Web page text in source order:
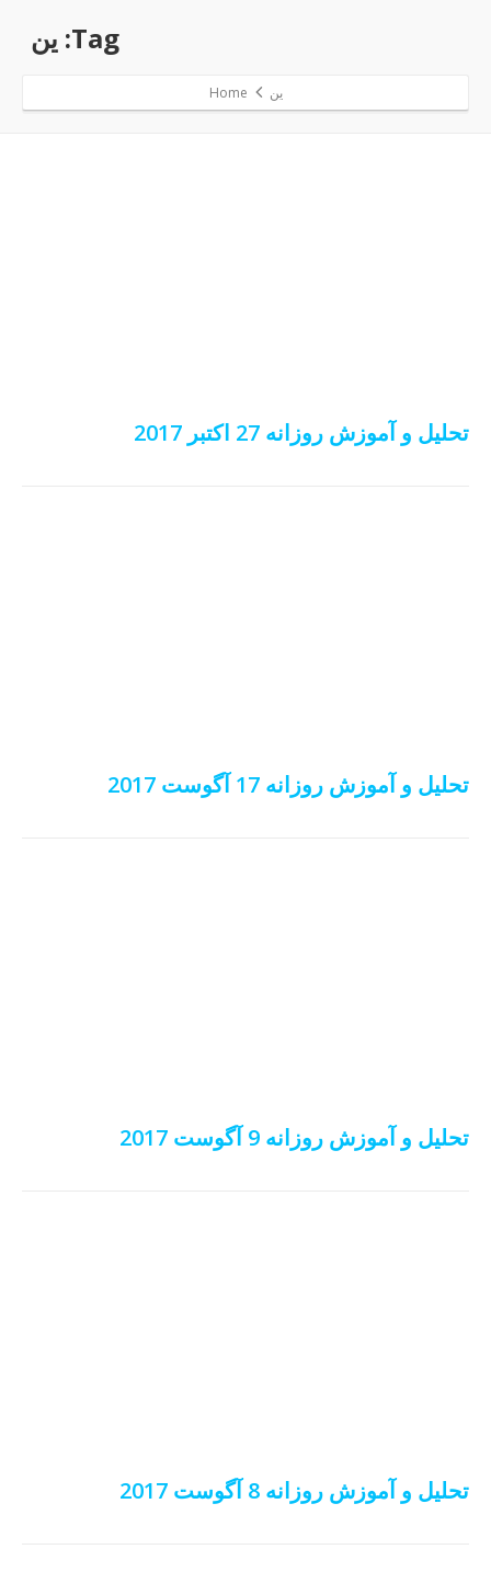
Tag: ین
ین Home
تحلیل و آموزش روزانه 27 اکتبر 2017
تحلیل و آموزش روزانه 17 آگوست 2017
تحلیل و آموزش روزانه 9 آگوست 2017
تحلیل و آموزش روزانه 8 آگوست 2017